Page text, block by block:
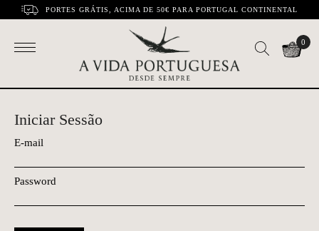
PORTES GRÁTIS, ACIMA DE 50€ PARA PORTUGAL CONTINENTAL
0
Iniciar Sessão
E-mail
Password